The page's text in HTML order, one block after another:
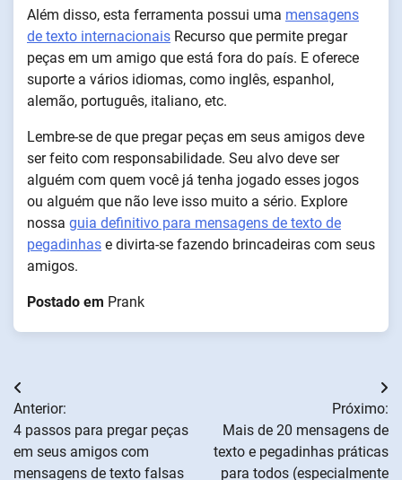
Além disso, esta ferramenta possui uma mensagens
de texto internacionais Recurso que permite pregar
peças em um amigo que está fora do país. E oferece
suporte a vários idiomas, como inglês, espanhol,
alemão, português, italiano, etc.
Lembre-se de que pregar peças em seus amigos deve
ser feito com responsabilidade. Seu alvo deve ser
alguém com quem você já tenha jogado esses jogos
ou alguém que não leve isso muito a sério. Explore
nossa guia definitivo para mensagens de texto de
pegadinhas e divirta-se fazendo brincadeiras com seus
amigos.
Postado em Prank
Navegação
de
artigos
Anterior:
4 passos para pregar peças
em seus amigos com
mensagens de texto falsas
Próximo:
Mais de 20 mensagens de
texto e pegadinhas práticas
para todos (especialmente